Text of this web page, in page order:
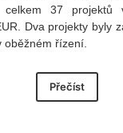
celkem 37 projektů
Dva projekty byly
oběžném řízení.
Přečíst